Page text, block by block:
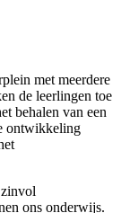
met meerdere
de leerlingen toe
behalen van een
ontwikkeling
ons onderwijs.